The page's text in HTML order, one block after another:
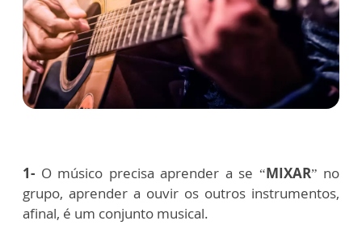
1- O músico precisa aprender a se “MIXAR” no
grupo, aprender a ouvir os outros instrumentos,
afinal, é um conjunto musical.